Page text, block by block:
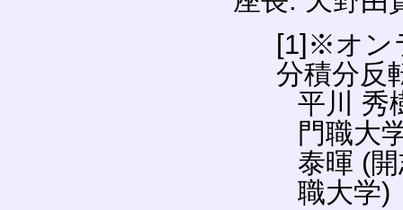
[1]※オン
分積分反
平川 秀
門職大
泰暉 (
職大学)